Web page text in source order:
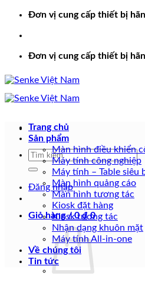
Đơn vị cung cấp thiết bị
Đơn vị cung cấp thiết bị
Tìm
kiếm:
Đăng nhập
Giỏ hàng /0₫ 0
Trang chủ
Sản phẩm
Màn hình điều khiển
Máy tính công nghiệp
Máy tính – Table siêu
Màn hình quảng cáo
Màn hình tương tác
Kiosk đặt hàng
Kiosk tương tác
Nhận dạng khuôn mặt
Máy tính All-in-one
Về chúng tôi
Tin tức